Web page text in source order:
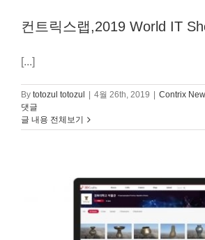
컨트릭스랩,2019 World IT
[...]
By totozul totozul 4월 26th, 2019 Contrix
댓글
글 내용 전체보기